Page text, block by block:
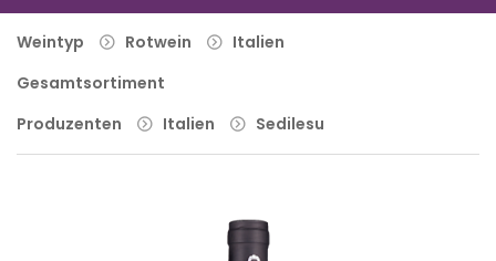
Weintyp Rotwein
Italien
Gesamtsortiment
Produzenten
Italien Sedilesu